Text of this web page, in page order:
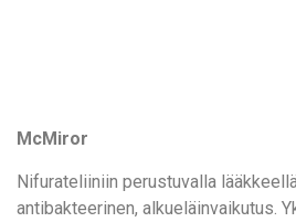
McMiror
Nifurateliiniin perustuvalla
antibakteerinen, alkueläinvaikutus.